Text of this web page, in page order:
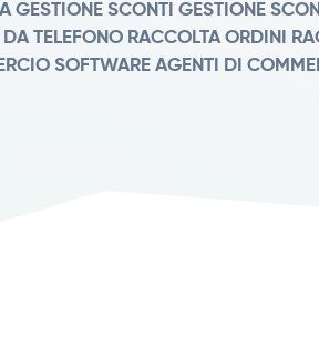
GESTIONE SCONTI GESTIONE
TELEFONO RACCOLTA ORDINI
SOFTWARE AGENTI DI